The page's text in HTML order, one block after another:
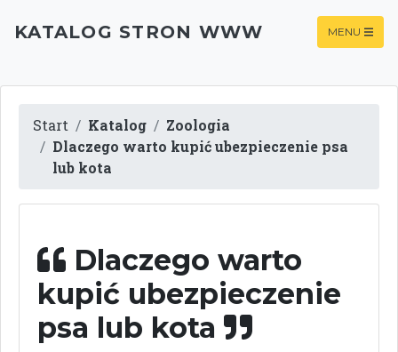
KATALOG STRON WWW MENU
Start Katalog
Zoologia
Dlaczego warto kupić ubezpieczenie psa
lub kota
Dlaczego warto
kupić ubezpieczenie
psa lub kota